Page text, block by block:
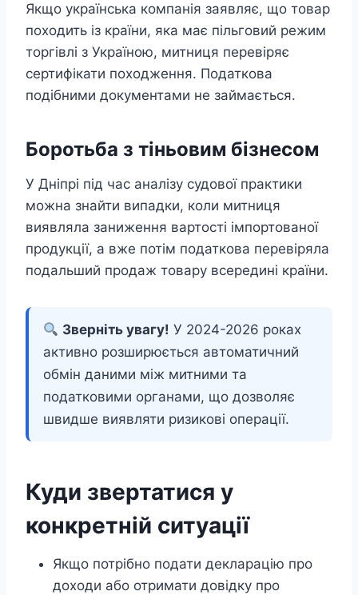
Якщо українська компанія заявляє, що товар
походить із країни, яка має пільговий режим
торгівлі з Україною, митниця перевіряє
сертифікати походження. Податкова
подібними документами не займається.
Боротьба з тіньовим бізнесом
У Дніпрі під час аналізу судової практики
можна знайти випадки, коли митниця
виявляла заниження вартості імпортованої
продукції, а вже потім податкова перевіряла
подальший продаж товару всередині країни.
Зверніть увагу! У 2024-2026 роках
активно розширюється автоматичний
обмін даними між митними та
податковими органами, що дозволяє
швидше виявляти ризикові операції.
Куди звертатися у
конкретній ситуації
Якщо потрібно подати декларацію про
доходи або отримати довідку про